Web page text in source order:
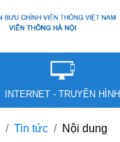
INTERNET - TRUYỀN HÌNH
Tin tức Nội dung